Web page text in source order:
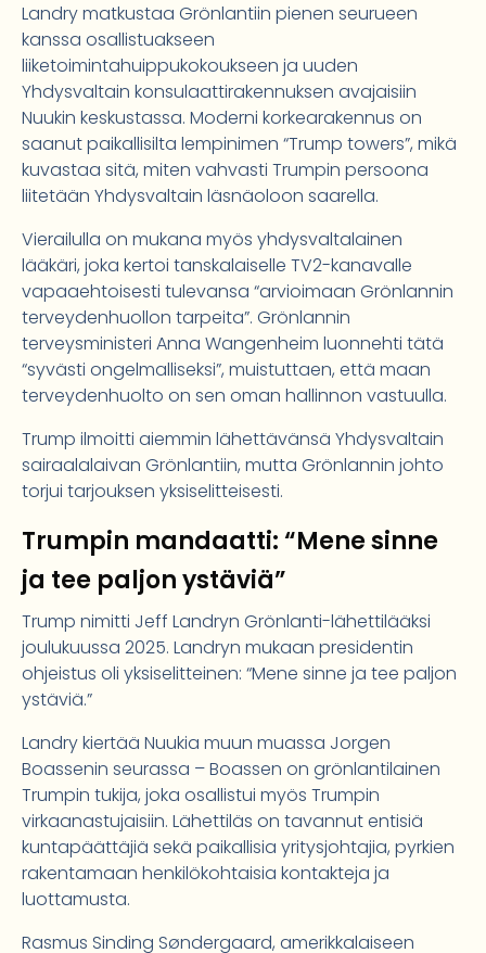
Landry matkustaa Grönlantiin pienen seurueen
kanssa osallistuakseen
liiketoimintahuippukokoukseen ja uuden
Yhdysvaltain konsulaattirakennuksen avajaisiin
Nuukin keskustassa. Moderni korkearakennus on
saanut paikallisilta lempinimen “Trump towers”, mikä
kuvastaa sitä, miten vahvasti Trumpin persoona
liitetään Yhdysvaltain läsnäoloon saarella.
Vierailulla on mukana myös yhdysvaltalainen
lääkäri, joka kertoi tanskalaiselle TV2-kanavalle
vapaaehtoisesti tulevansa “arvioimaan Grönlannin
terveydenhuollon tarpeita”. Grönlannin
terveysministeri Anna Wangenheim luonnehti tätä
“syvästi ongelmalliseksi”, muistuttaen, että maan
terveydenhuolto on sen oman hallinnon vastuulla.
Trump ilmoitti aiemmin lähettävänsä Yhdysvaltain
sairaalalaivan Grönlantiin, mutta Grönlannin johto
torjui tarjouksen yksiselitteisesti.
Trumpin mandaatti: “Mene sinne
ja tee paljon ystäviä”
Trump nimitti Jeff Landryn Grönlanti-lähettilääksi
joulukuussa 2025. Landryn mukaan presidentin
ohjeistus oli yksiselitteinen: “Mene sinne ja tee paljon
ystäviä.”
Landry kiertää Nuukia muun muassa Jorgen
Boassenin seurassa – Boassen on grönlantilainen
Trumpin tukija, joka osallistui myös Trumpin
virkaanastujaisiin. Lähettiläs on tavannut entisiä
kuntapäättäjiä sekä paikallisia yritysjohtajia, pyrkien
rakentamaan henkilökohtaisia kontakteja ja
luottamusta.
Rasmus Sinding Søndergaard, amerikkalaiseen